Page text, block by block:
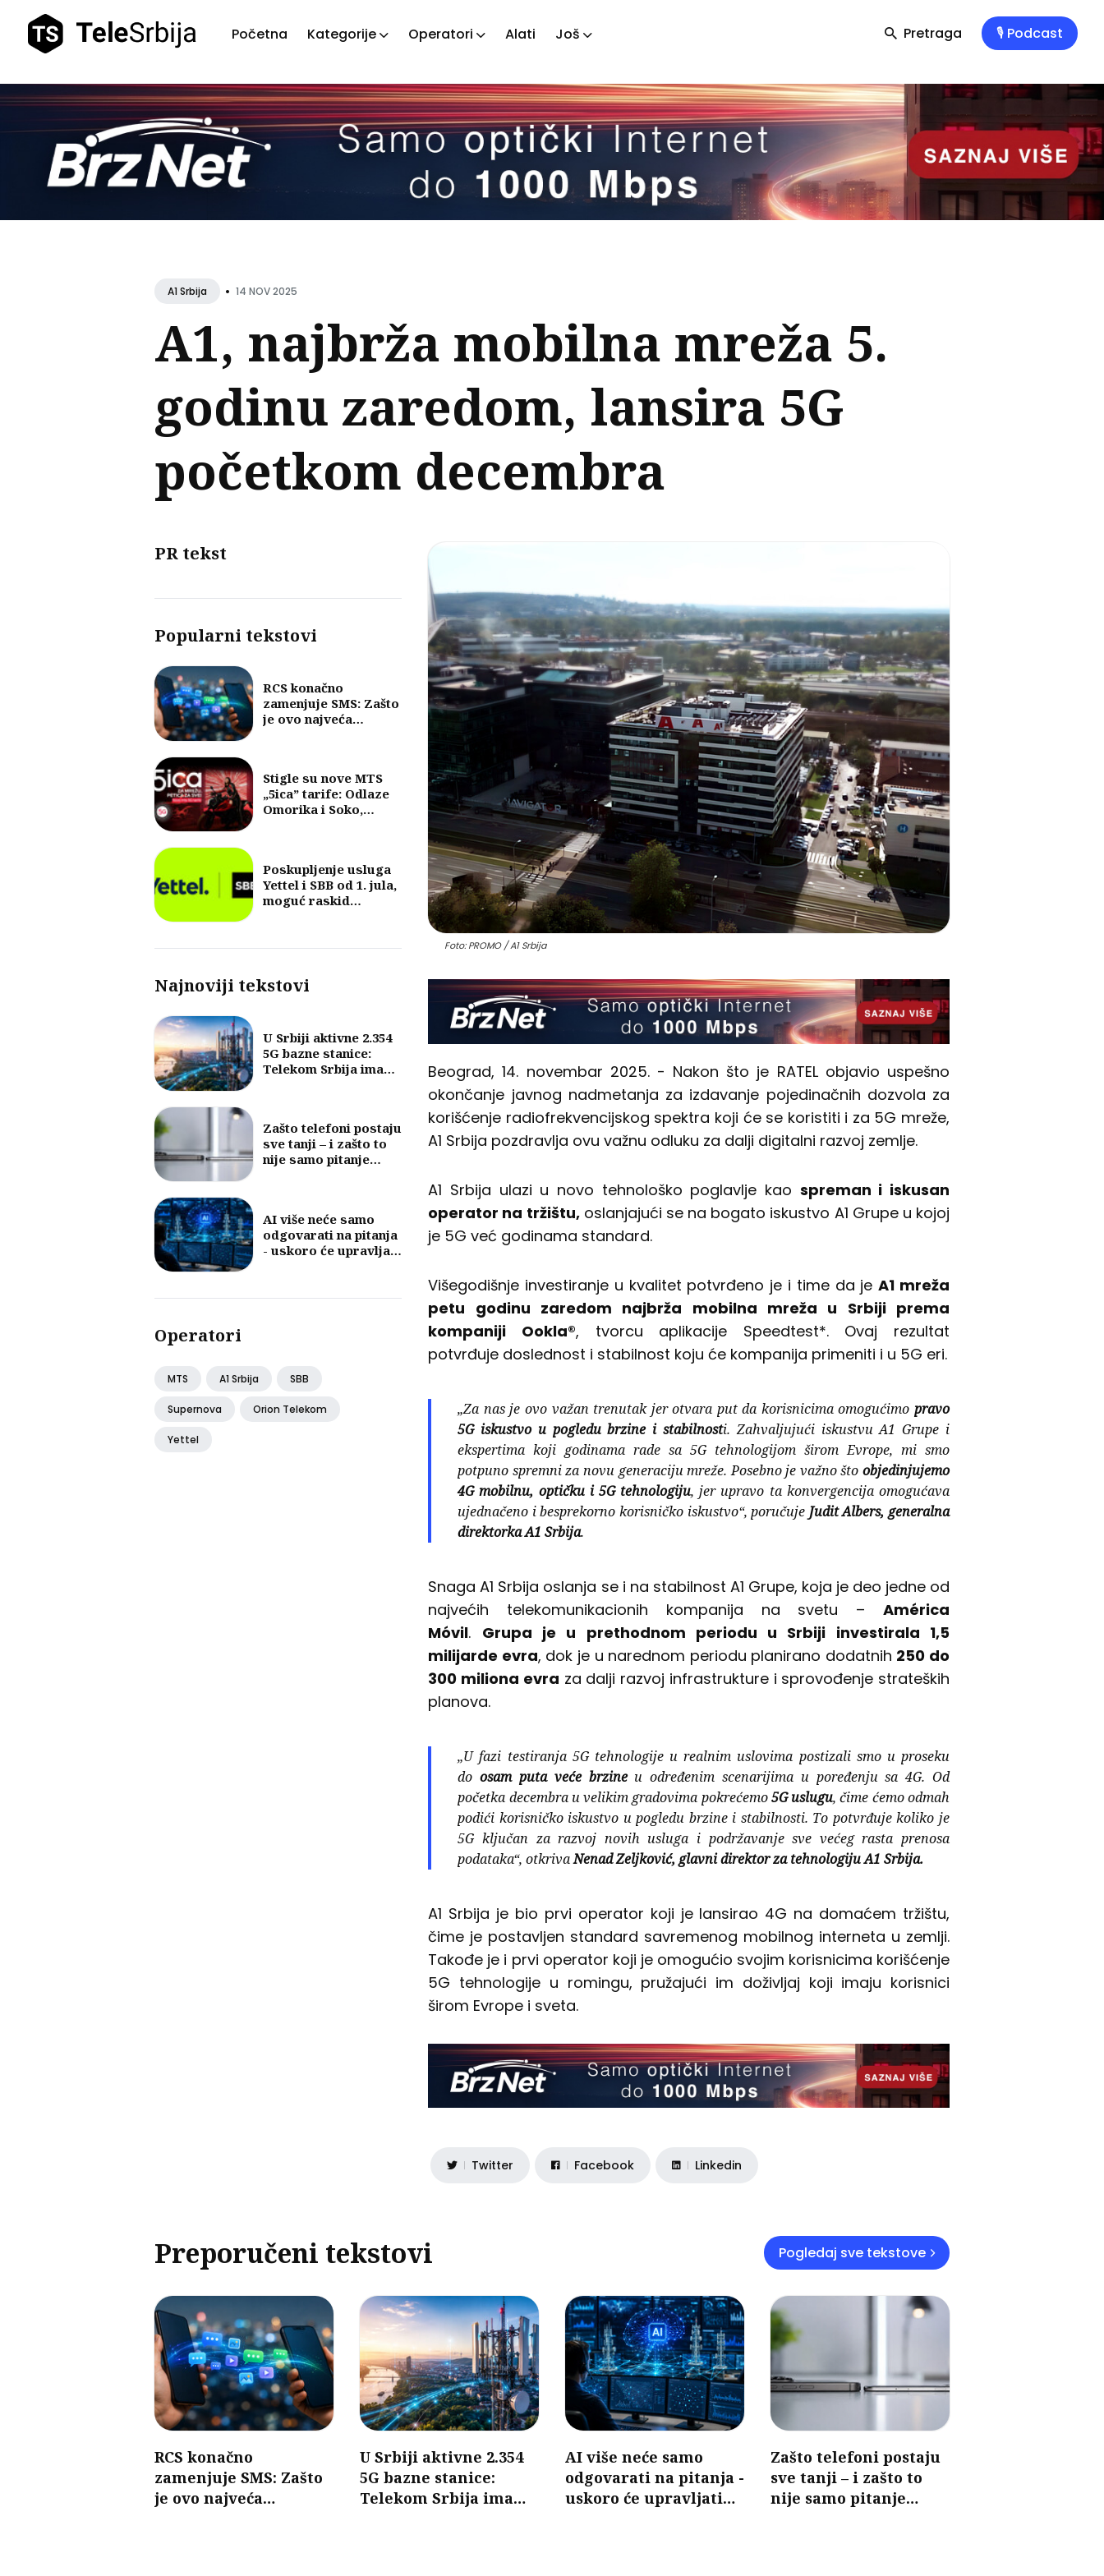
Početna Kategorije Operatori Alati Još Pretraga 🎙️ Podcast
Pretražite
tekstove
A1 Srbija • 14 NOV 2025
A1, najbrža mobilna mreža 5.
godinu zaredom, lansira 5G
početkom decembra
PR tekst
Popularni tekstovi
RCS konačno
zamenjuje SMS: Zašto
je ovo najveća
Stigle su nove MTS
„5ica” tarife: Odlaze
Omorika i Soko,
Poskupljenje usluga
Yettel i SBB od 1. jula,
moguć raskid
Najnoviji tekstovi
U Srbiji aktivne 2.354
5G bazne stanice:
Telekom Srbija ima
Zašto telefoni postaju
sve tanji – i zašto to
nije samo pitanje
AI više neće samo
odgovarati na pitanja
- uskoro će upravljati
Operatori
MTS A1 Srbija SBB
Supernova Orion Telekom
Yettel
Foto: PROMO / A1 Srbija
Beograd, 14. novembar 2025. - Nakon što je RATEL objavio uspešno
okončanje javnog nadmetanja za izdavanje pojedinačnih dozvola za
korišćenje radiofrekvencijskog spektra koji će se koristiti i za 5G mreže,
A1 Srbija pozdravlja ovu važnu odluku za dalji digitalni razvoj zemlje.
A1 Srbija ulazi u novo tehnološko poglavlje kao spreman i iskusan
operator na tržištu,oslanjajući se na bogato iskustvo A1 Grupe u kojoj
je 5G već godinama standard.
Višegodišnje investiranje u kvalitet potvrđeno je i time da jeA1 mreža
petu godinu zaredom najbrža mobilna mreža u Srbiji prema
kompaniji Ookla®, tvorcu aplikacije Speedtest*. Ovaj rezultat
potvrđuje doslednost i stabilnost koju će kompanija primeniti i u 5G eri.
„Za nas je ovo važan trenutak jer otvara put da korisnicima omogućimo pravo
5G iskustvo u pogledu brzine i stabilnosti. Zahvaljujući iskustvu A1 Grupe i
ekspertima koji godinama rade sa 5G tehnologijom širom Evrope, mi smo
potpuno spremni za novu generaciju mreže. Posebno je važno što objedinjujemo
4G mobilnu, optičku i 5G tehnologiju, jer upravo ta konvergencija omogućava
ujednačeno i besprekorno korisničko iskustvo“, poručuje Judit Albers, generalna
direktorka A1 Srbija.
Snaga A1 Srbija oslanja se i na stabilnost A1 Grupe, koja je deo jedne od
najvećih telekomunikacionih kompanija na svetu – América
Móvil. Grupa je u prethodnom periodu u Srbiji investirala 1,5
milijarde evra, dok je u narednom periodu planirano dodatnih 250 do
300 miliona evra za dalji razvoj infrastrukture i sprovođenje strateških
planova.
„U fazi testiranja 5G tehnologije u realnim uslovima postizali smo u proseku
doosam puta veće brzineu određenim scenarijima u poređenju sa 4G. Od
početka decembra u velikim gradovima pokrećemo5G uslugu, čime ćemo odmah
podići korisničko iskustvo u pogledu brzine i stabilnosti. To potvrđuje koliko je
5G ključan za razvoj novih usluga i podržavanje sve većeg rasta prenosa
podataka“, otkrivaNenad Zeljković, glavni direktor za tehnologiju A1 Srbija.
A1 Srbija je bio prvi operator koji je lansirao 4G na domaćem tržištu,
čime je postavljen standard savremenog mobilnog interneta u zemlji.
Takođe je i prvi operator koji je omogućio svojim korisnicima korišćenje
5G tehnologije u romingu, pružajući im doživljaj koji imaju korisnici
širom Evrope i sveta.
Twitter Facebook Linkedin
Preporučeni tekstovi Pogledaj sve tekstove
RCS konačno
zamenjuje SMS: Zašto
je ovo najveća
U Srbiji aktivne 2.354
5G bazne stanice:
Telekom Srbija ima
AI više neće samo
odgovarati na pitanja -
uskoro će upravljati
Zašto telefoni postaju
sve tanji – i zašto to
nije samo pitanje